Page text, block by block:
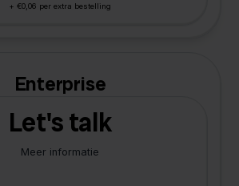
+ €0,06 per extra bestelling
Enterprise
Let's talk
Meer informatie